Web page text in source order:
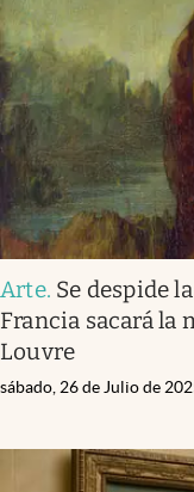
Arte. Se despide
Francia sacará la
Louvre
sábado, 26 de Julio de